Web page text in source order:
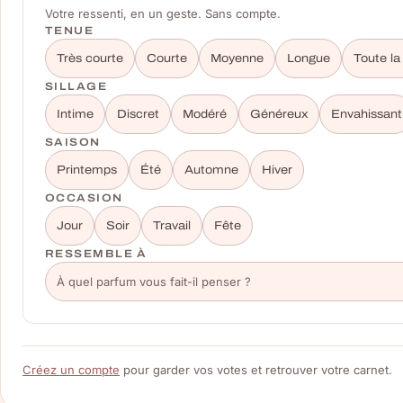
Votre ressenti, en un geste. Sans compte.
TENUE
Très courte Courte Moyenne Longue Toute
SILLAGE
Intime Discret Modéré Généreux Envahissant
SAISON
Printemps Été Automne Hiver
OCCASION
Jour Soir Travail Fête
RESSEMBLE À
Créez un compte pour garder vos votes et retrouver votre carnet.